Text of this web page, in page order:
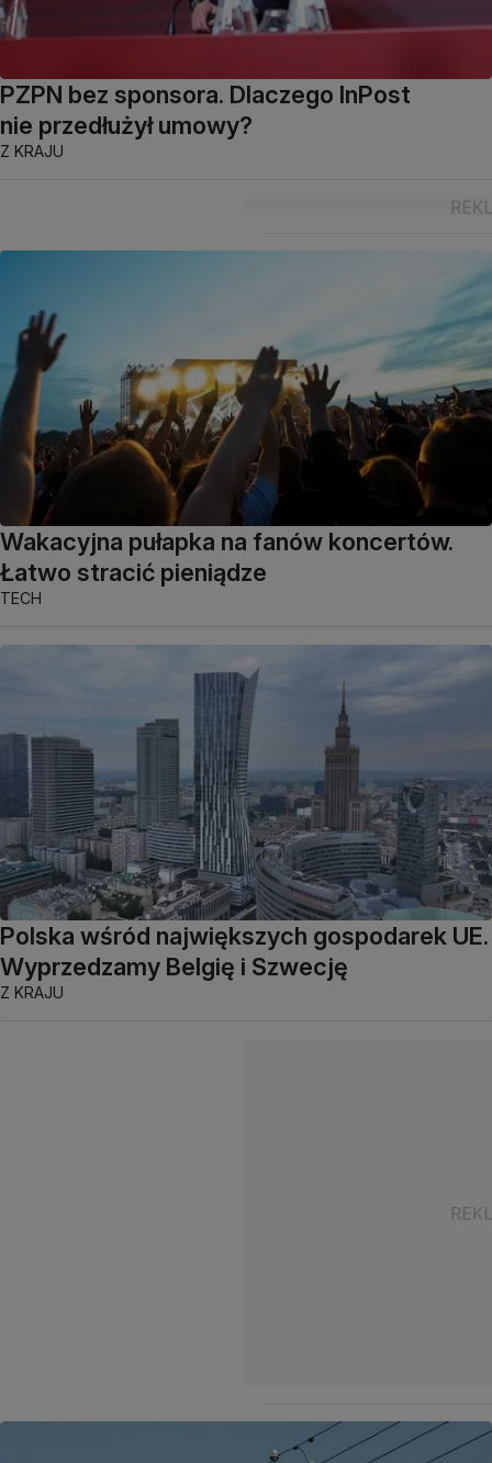
PZPN bez sponsora. Dlaczego InPost
nie przedłużył umowy?
Z KRAJU
Wakacyjna pułapka na fanów koncertów.
Łatwo stracić pieniądze
TECH
Polska wśród największych gospodarek UE.
Wyprzedzamy Belgię i Szwecję
Z KRAJU